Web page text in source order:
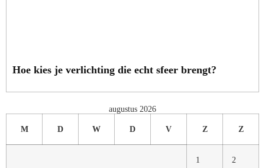
Hoe kies je verlichting die echt sfeer brengt?
augustus 2026
M D W D V Z Z
1 2